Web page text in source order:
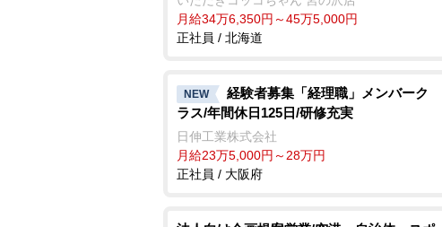
月給34万6,350円～45万5,000円
正社員 / 北海道
NEW
経験者募集「経理職」メンバーク
ラス/年間休日125日/研修充実
日伸工業株式会社
月給23万5,000円～28万円
正社員 / 大阪府